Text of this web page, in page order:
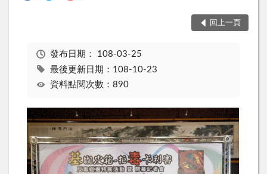
回上一頁
發布日期： 108-03-25
最後更新日期：108-10-23
資料點閱次數：890